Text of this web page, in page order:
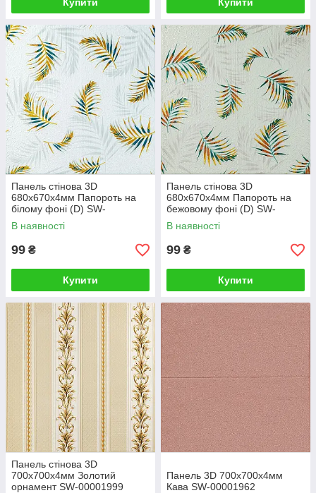
Панель стінова 3D
680х670х4мм Папороть на
білому фоні (D) SW-
00001981
В наявності
99 ₴
Купити
Панель стінова 3D
680х670х4мм Папороть на
бежовому фоні (D) SW-
00001983
В наявності
99 ₴
Купити
Панель стінова 3D
700х700х4мм Золотий
орнамент SW-00001999
Панель 3D 700х700х4мм
Кава SW-00001962